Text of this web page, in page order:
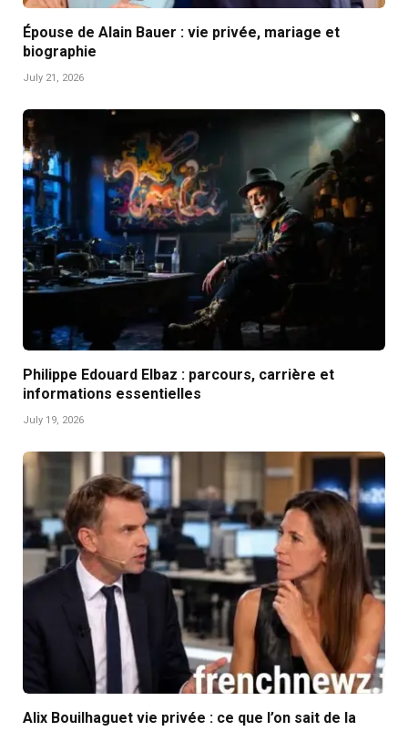
Épouse de Alain Bauer : vie privée, mariage et
biographie
July 21, 2026
Philippe Edouard Elbaz : parcours, carrière et
informations essentielles
July 19, 2026
Alix Bouilhaguet vie privée : ce que l’on sait de la